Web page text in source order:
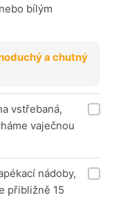
bílým
a chutný
vstřebaná,
vaječnou
nádoby,
přibližně 15